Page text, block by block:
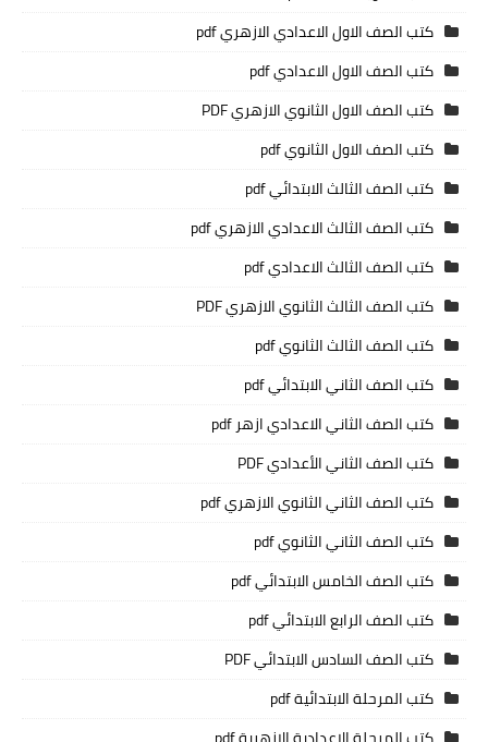
كتب الصف الاول الاعدادي الازهري pdf
كتب الصف الاول الاعدادي pdf
كتب الصف الاول الثانوي الازهري PDF
كتب الصف الاول الثانوي pdf
كتب الصف الثالث الابتدائي pdf
كتب الصف الثالث الاعدادي الازهري pdf
كتب الصف الثالث الاعدادي pdf
كتب الصف الثالث الثانوي الازهري PDF
كتب الصف الثالث الثانوي pdf
كتب الصف الثاني الابتدائي pdf
كتب الصف الثاني الاعدادي ازهر pdf
كتب الصف الثاني الأعدادي PDF
كتب الصف الثاني الثانوي الازهري pdf
كتب الصف الثاني الثانوي pdf
كتب الصف الخامس الابتدائي pdf
كتب الصف الرابع الابتدائي pdf
كتب الصف السادس الابتدائي PDF
كتب المرحلة الابتدائية pdf